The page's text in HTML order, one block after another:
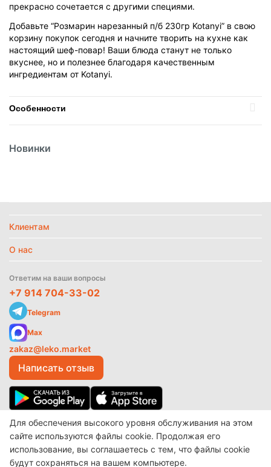
прекрасно сочетается с другими специями.
Добавьте “Розмарин нарезанный п/б 230гр Kotanyi” в свою
корзину покупок сегодня и начните творить на кухне как
настоящий шеф-повар! Ваши блюда станут не только
вкуснее, но и полезнее благодаря качественным
ингредиентам от Kotanyi.
Особенности
Вид
Найти похожие
Новинки
Клиентам
О нас
Ответим на ваши вопросы
+7 914 704-33-02
Telegram
Max
zakaz@leko.market
Написать отзыв
© 2017-2026 ООО «Леко» Разработано в make shop
Для обеспечения высокого уровня обслуживания на этом
сайте используются файлы cookie. Продолжая его
использование, вы соглашаетесь с тем, что файлы cookie
будут сохраняться на вашем компьютере.